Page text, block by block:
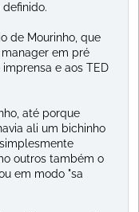
de Mourinho, que
em pré
e aos TED
até porque
ali um bichinho
outros também o
em modo "sa